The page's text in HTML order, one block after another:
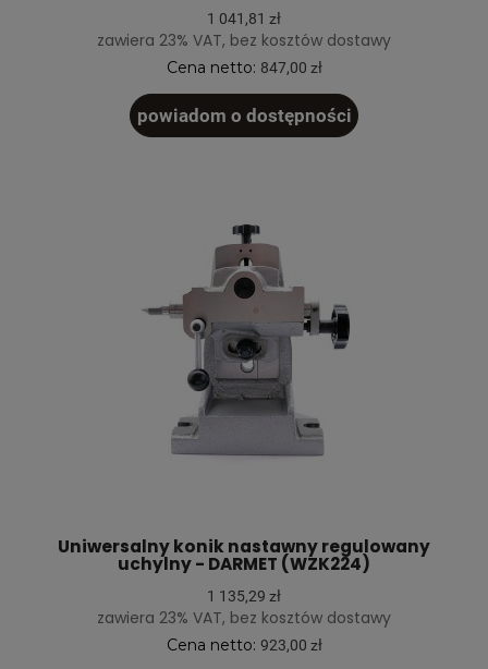
1 041,81 zł
zawiera 23% VAT, bez kosztów dostawy
Cena netto: 847,00 zł
powiadom o dostępności
Uniwersalny konik nastawny regulowany
uchylny - DARMET (WZK224)
1 135,29 zł
zawiera 23% VAT, bez kosztów dostawy
Cena netto: 923,00 zł